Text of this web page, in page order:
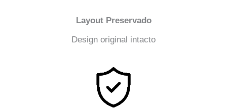
Layout Preservado
Design original intacto